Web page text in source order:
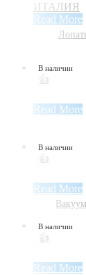
Read More
В наличии
👍
Read More
В наличии
👍
Read More
В наличии
👍
Read More